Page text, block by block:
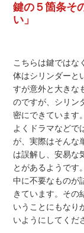
鍵の５箇条そ
い」
こちらは鍵ではな
体はシリンダーと
すが意外と大きな
のですが、シリン
密にできています。
よくドラマなどで
が、実際はそんな
は誤解し、安易な
とがあるようです
中に不要なものが
きています。その
いうことにもなり
いようにしてくだ